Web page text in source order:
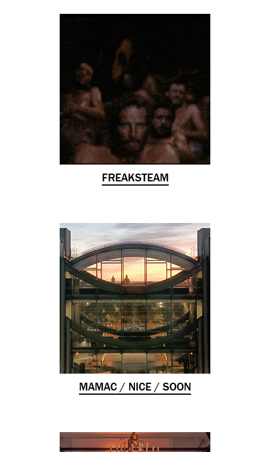
FREAKSTEAM
MAMAC / NICE / SOON